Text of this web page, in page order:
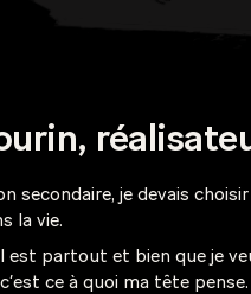
secondaire, je devais
la vie.
est partout et bien que je
ce à quoi ma tête